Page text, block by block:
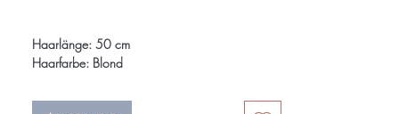
Haarlänge: 50 cm
Haarfarbe: Blond
Methode: Schnitthaare